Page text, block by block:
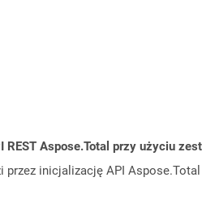
Aspose.Total przy użyciu
przez inicjalizację API